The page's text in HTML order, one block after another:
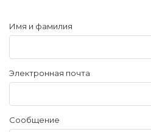
Имя и фамилия
Электронная почта
Сообщение